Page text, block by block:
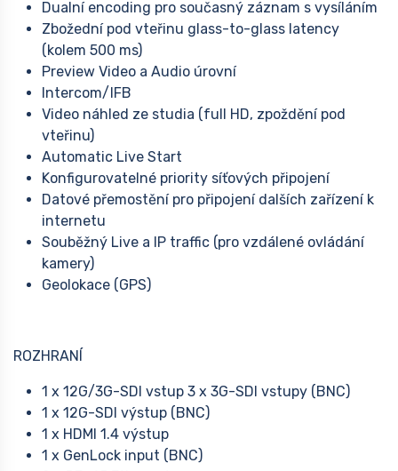
Dualní encoding pro současný záznam s vysíláním
Zbožední pod vteřinu glass-to-glass latency
(kolem 500 ms)
Preview Video a Audio úrovní
Intercom/IFB
Video náhled ze studia (full HD, zpoždění pod
vteřinu)
Automatic Live Start
Konfigurovatelné priority síťových připojení
Datové přemostění pro připojení dalších zařízení k
internetu
Souběžný Live a IP traffic (pro vzdálené ovládání
kamery)
Geolokace (GPS)
ROZHRANÍ
1 x 12G/3G-SDI vstup 3 x 3G-SDI vstupy (BNC)
1 x 12G-SDI výstup (BNC)
1 x HDMI 1.4 výstup
1 x GenLock input (BNC)